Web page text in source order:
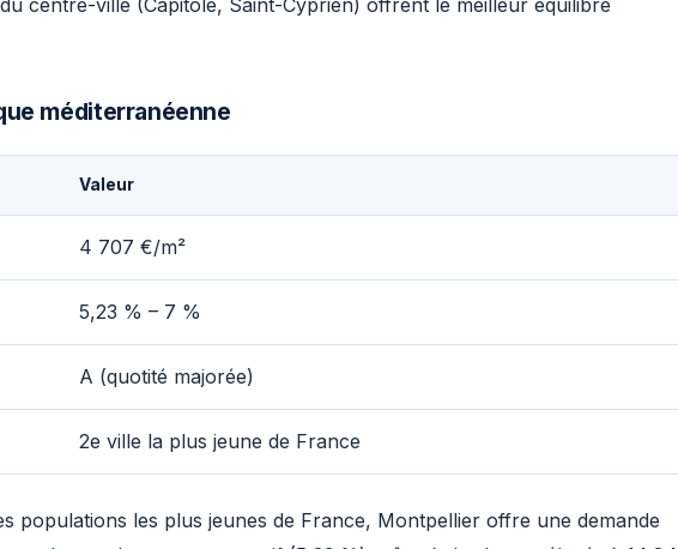
centre-ville (Capitole, Saint-Cyprien) offrent le meilleur équilibre
méditerranéenne
Valeur
4 707 €/m²
5,23 % – 7 %
A (quotité majorée)
2e ville la plus jeune de France
populations les plus jeunes de France, Montpellier offre une demande